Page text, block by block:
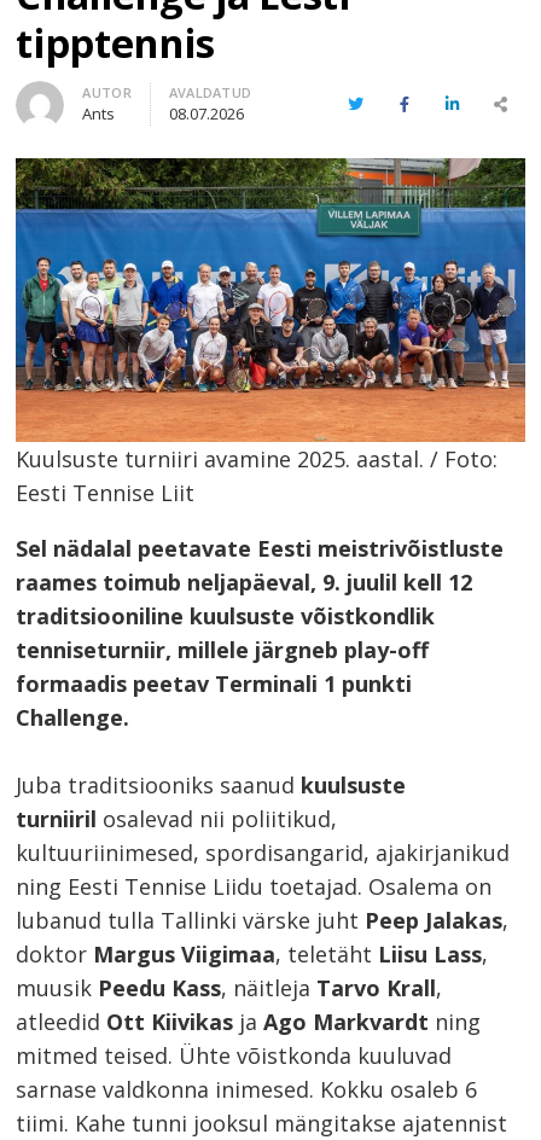
tipptennis
Author
AUTOR
Ants
AVALDATUD
08.07.2026 TwitterFacebookLinkedInShare
Kuulsuste turniiri avamine 2025. aastal. / Foto:
Eesti Tennise Liit
Sel nädalal peetavate Eesti meistrivõistluste
raames toimub neljapäeval, 9. juulil kell 12
traditsiooniline kuulsuste võistkondlik
tenniseturniir, millele järgneb play-off
formaadis peetav Terminali 1 punkti
Challenge.
Juba traditsiooniks saanud kuulsuste
turniiril osalevad nii poliitikud,
kultuuriinimesed, spordisangarid, ajakirjanikud
ning Eesti Tennise Liidu toetajad. Osalema on
lubanud tulla Tallinki värske juht Peep Jalakas,
doktor Margus Viigimaa, teletäht Liisu Lass,
muusik Peedu Kass, näitleja Tarvo Krall,
atleedid Ott Kiivikas jaAgo Markvardt ning
mitmed teised. Ühte võistkonda kuuluvad
sarnase valdkonna inimesed. Kokku osaleb 6
tiimi. Kahe tunni jooksul mängitakse ajatennist